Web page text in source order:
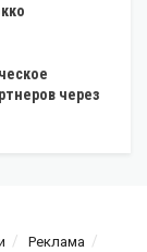
через
Реклама